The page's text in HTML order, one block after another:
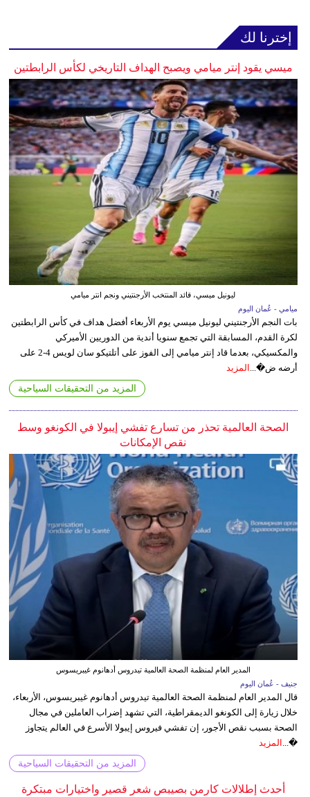
إخترنا لك
ميسي يقود إنتر ميامي ويصبح الهداف التاريخي لكأس الرابطتين
ليونيل ميسي، قائد المنتخب الأرجنتيني ونجم انتر ميامي
ميامي - عُمان اليوم
بات النجم الأرجنتيني ليونيل ميسي يوم الأربعاء أفضل هداف في كأس الرابطتين
لكرة القدم، المسابقة التي تجمع سنويا أندية من الدوريين الأميركي
والمكسيكي، بعدما قاد إنتر ميامي إلى الفوز على أتلتيكو سان لويس 4-2 على
أرضه ض�... المزيد
المزيد من التحقيقات السياحية
الصحة العالمية تحذر من تسارع تفشي إيبولا في الكونغو وسط
نقص الإمكانات
المدير العام لمنظمة الصحة العالمية تيدروس أدهانوم غيبريسوس
جنيف - عُمان اليوم
قال المدير العام لمنظمة الصحة العالمية تيدروس أدهانوم غيبريسوس، الأربعاء،
خلال زيارة إلى الكونغو الديمقراطية، التي تشهد إضراب العاملين في مجال
الصحة بسبب نقص الأجور، إن تفشي فيروس إيبولا الأسرع في العالم يتجاوز
�...
المزيد
المزيد من التحقيقات السياحية
أحدث إطلالات كارمن بصيبص شعر قصير واختيارات مبتكرة